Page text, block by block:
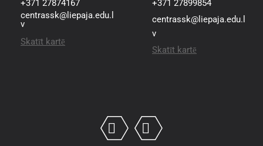
+371 27874167
centrassk@liepaja.edu.l
v
Skatīt kartē
+371 27899854
centrassk@liepaja.edu.l
v
Skatīt kartē